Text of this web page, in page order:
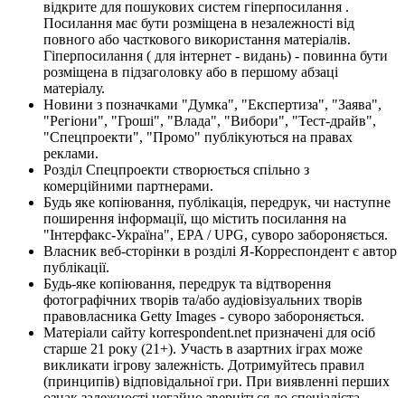
відкрите для пошукових систем гіперпосилання .
Посилання має бути розміщена в незалежності від
повного або часткового використання матеріалів.
Гіперпосилання ( для інтернет - видань) - повинна бути
розміщена в підзаголовку або в першому абзаці
матеріалу.
Новини з позначками "Думка", "Експертиза", "Заява",
"Регіони", "Гроші", "Влада", "Вибори", "Тест-драйв",
"Спецпроекти", "Промо" публікуються на правах
реклами.
Розділ Спецпроекти створюється спільно з
комерційними партнерами.
Будь яке копіювання, публікація, передрук, чи наступне
поширення інформації, що містить посилання на
"Інтерфакс-Україна", EPA / UPG, суворо забороняється.
Власник веб-сторінки в розділі Я-Корреспондент є автор
публікації.
Будь-яке копіювання, передрук та відтворення
фотографічних творів та/або аудіовізуальних творів
правовласника Getty Images - суворо забороняється.
Матеріали сайту korrespondent.net призначені для осіб
старше 21 року (21+). Участь в азартних іграх може
викликати ігрову залежність. Дотримуйтесь правил
(принципів) відповідальної гри. При виявленні перших